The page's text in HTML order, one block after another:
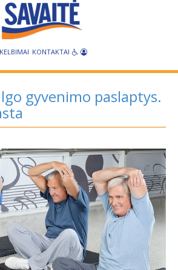
KONTAKTAI
gyvenimo paslaptys.